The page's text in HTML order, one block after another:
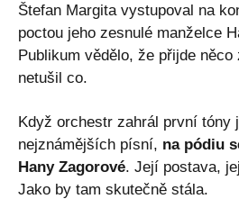
Štefan Margita vystupoval na
poctou jeho zesnulé manželce
Publikum vědělo, že přijde
netušil co.
Když orchestr zahrál první tóny
nejznámějších písní, na pódiu
Hany Zagorové. Její postava,
Jako by tam skutečně stála.